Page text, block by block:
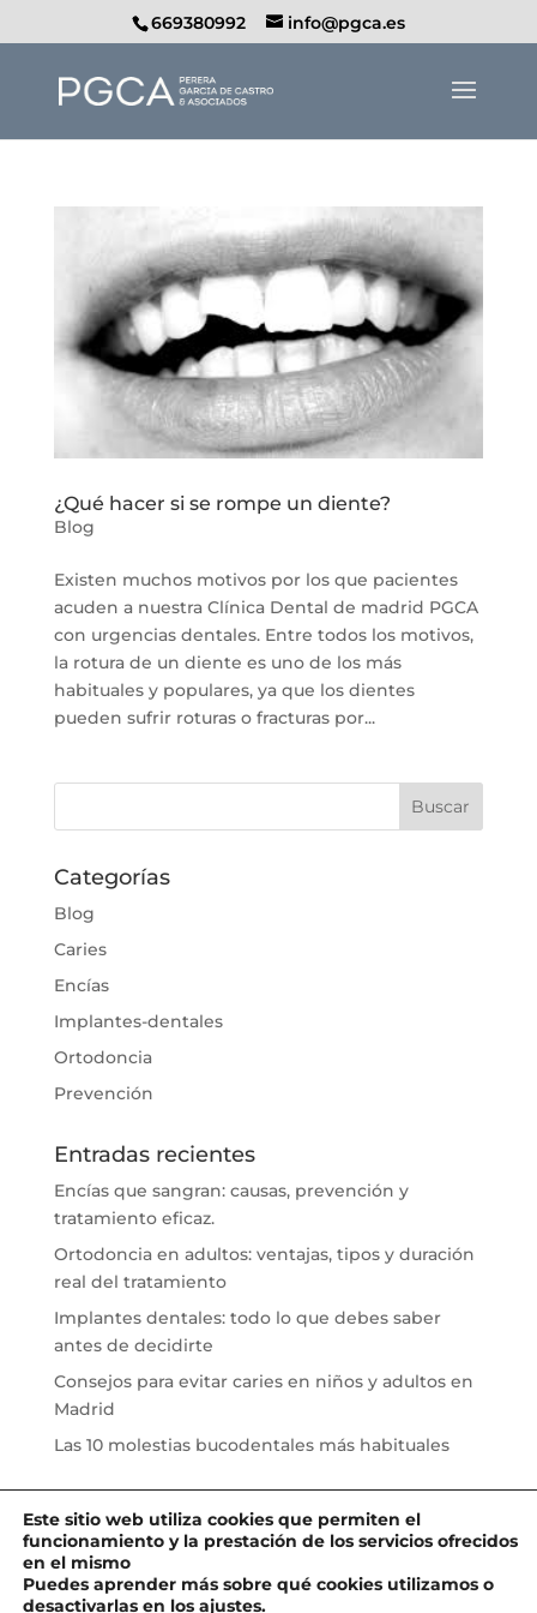
669380992 info@pgca.es
¿Qué hacer si se rompe un diente?
Blog
Existen muchos motivos por los que pacientes
acuden a nuestra Clínica Dental de madrid PGCA
con urgencias dentales. Entre todos los motivos,
la rotura de un diente es uno de los más
habituales y populares, ya que los dientes
pueden sufrir roturas o fracturas por...
Categorías
Blog
Caries
Encías
Implantes-dentales
Ortodoncia
Prevención
Entradas recientes
Encías que sangran: causas, prevención y
tratamiento eficaz.
Ortodoncia en adultos: ventajas, tipos y duración
real del tratamiento
Implantes dentales: todo lo que debes saber
antes de decidirte
Consejos para evitar caries en niños y adultos en
Madrid
Las 10 molestias bucodentales más habituales
Designed byshowin| 2021 All Rights reserved
Este sitio web utiliza cookies que permiten el
funcionamiento y la prestación de los servicios ofrecidos
en el mismo
Puedes aprender más sobre qué cookies utilizamos o
desactivarlas en los ajustes.